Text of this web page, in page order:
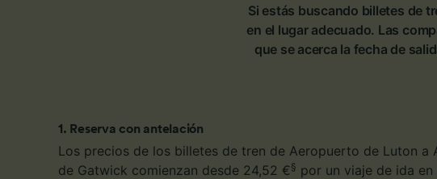
Si estás buscando billetes de
en el lugar adecuado. Las
que se acerca la fecha de
1 . Reserva con antelación
Los precios de los billetes de tren de Aeropuerto de Luton a
de Gatwick comienzan desde 24,52 €§ por un viaje de ida en